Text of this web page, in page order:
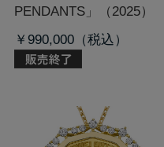
PENDANTS」（2025）
￥990,000